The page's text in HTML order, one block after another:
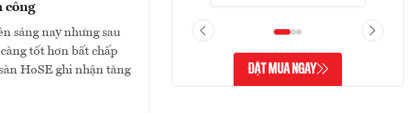
công
sáng nay nhưng sau
tốt hơn bất chấp
HoSE ghi nhận tăng
ĐẶT MUA NGAY